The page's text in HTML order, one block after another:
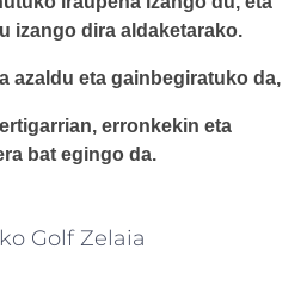
izango dira aldaketarako.
azaldu eta gainbegiratuko da,
erronkekin eta
bat egingo da.
Golf Zelaia